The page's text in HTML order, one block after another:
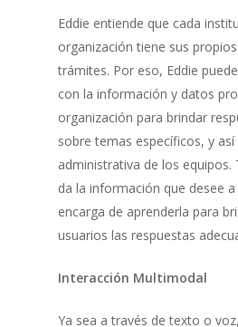
Eddie entiende que cada
organización tiene sus
trámites. Por eso, Eddie
con la información y datos
organización para brindar
sobre temas específicos, y así
administrativa de los equipos.
da la información que desee a
encarga de aprenderla para
usuarios las respuestas
Interacción Multimodal
Ya sea a través de texto o